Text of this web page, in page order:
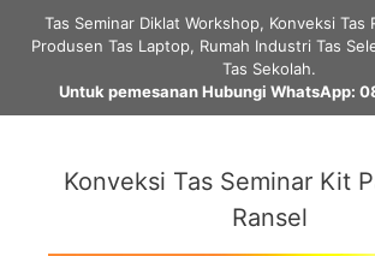
Tas Seminar Diklat Workshop, Konveksi Tas
Produsen Tas Laptop, Rumah Industri Tas
Tas Sekolah.
Untuk pemesanan Hubungi WhatsApp:
Konveksi Tas Seminar Kit
Ransel